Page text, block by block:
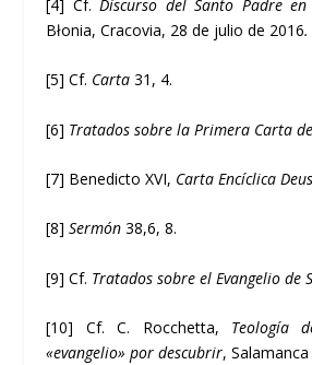
[4] Cf.Discurso del Santo Padre
Błonia, Cracovia, 28 de julio de 2016.
[5] Cf. Carta 31, 4.
[6] Tratados sobre la Primera Carta
[7] Benedicto XVI, Carta Encíclica
[8] Sermón 38,6, 8.
[9] Cf. Tratados sobre el Evangelio de
[10] Cf. C. Rocchetta, Teología
«evangelio» por descubrir,